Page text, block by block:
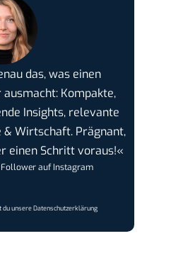
das, was einen
Kompakte,
Insights, relevante
& Wirtschaft. Prägnant,
einen Schritt voraus!«
Follower auf Instagram
du unsereDatenschutzerklärung